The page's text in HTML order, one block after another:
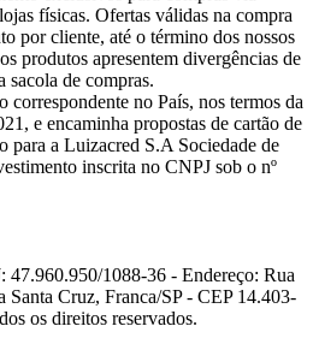
físicas. Ofertas válidas na compra
por cliente, até o término dos nossos
produtos apresentem divergências de
sacola de compras.
no País, nos termos da
e encaminha propostas de cartão de
para a Luizacred S.A Sociedade de
inscrita no CNPJ sob o nº
1088-36 - Endereço: Rua
Cruz, Franca/SP - CEP 14.403-
os direitos reservados.